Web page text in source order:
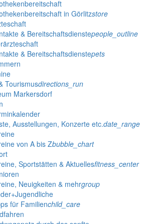
in Görlitzstore
& Bereitschaftsdienstepeople_outline
& Bereitschaftsdienstepets
Tourismusdirections_run
Markersdorf
Ausstellungen, Konzerte etc.date_range
von A bis Zbubble_chart
Sportstätten & Aktuellesfitness_center
Neuigkeiten & mehrgroup
für Familienchild_care